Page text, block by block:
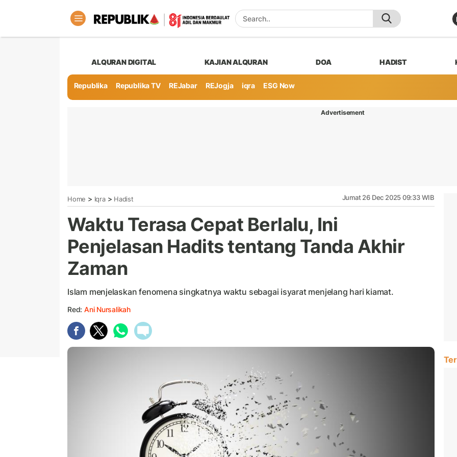
ALQURAN DIGITAL KAJIAN ALQURAN DOA HADIST
Republika Republika TV REJabar REJogja iqra ESG Now
Advertisement
Home > Iqra> Hadist Jumat 26 Dec 2025 09:33 WIB
Waktu Terasa Cepat Berlalu, Ini
Penjelasan Hadits tentang Tanda Akhir
Zaman
Islam menjelaskan fenomena singkatnya waktu sebagai isyarat menjelang hari kiamat.
Red: Ani Nursalikah